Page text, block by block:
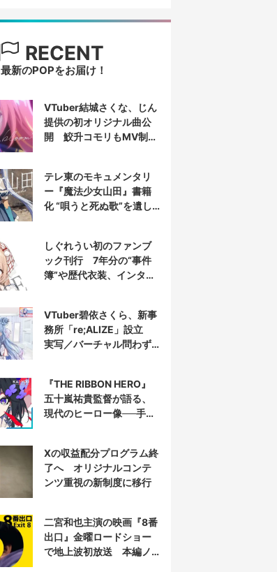
RECENT
最新のPOPをお届け！
VTuber結城さくな、じん
提供の初オリジナル曲公
開 鮫升コモリもMV制作
テレ東のモキュメンタリ
ー『魔法少女山田』書籍
化 “唄うと死ぬ歌”を遺し
しぐれうい初のファンブ
ック刊行 7年分の“事件
簿”や歴代衣装、インタビ
VTuber碧依さくら、新事
務所「re;ALIZE」設立
実写／バーチャル問わず
『THE RIBBON HERO』
五十嵐祐貴監督が語る、
現代のヒーロー像──手塚
Xの収益配分プログラム終
了へ オリジナルコンテ
ンツ重視の新制度に移行
二宮和也主演の映画『8番
出口』金曜ロードショー
で地上波初放送 本編ノ